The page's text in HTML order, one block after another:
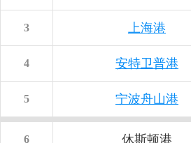
3 上海港
4 安特卫普港
5 宁波舟山港
6 休斯顿港